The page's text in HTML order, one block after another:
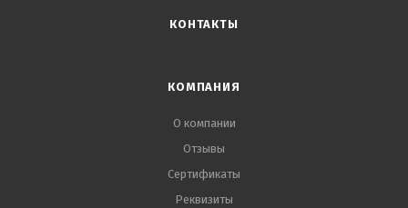
КОНТАКТЫ
КОМПАНИЯ
О компании
Отзывы
Сертификаты
Реквизиты